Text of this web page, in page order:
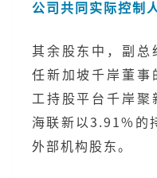
公司共同实际控制
其余股东中，副
任新加坡千岸董
工持股平台千岸
海联新以3.91%的
外部机构股东。